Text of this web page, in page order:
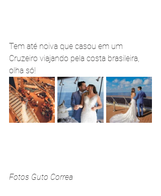
Tem até noiva que casou em um
Cruzeiro viajando pela costa brasileira,
olha só!
Fotos Guto Correa